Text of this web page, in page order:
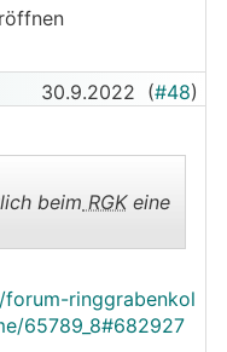
30.9.2022 (#48)
beim RGKeine
ringgrabenkol
65789_8#682927